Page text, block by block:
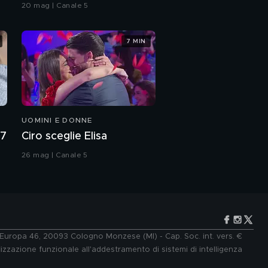
Santo Versace: "25
anni senza mio fratello
Gianni Versace"
Santo Versace: "Le
origini della mia
famiglia"
20 mag | Canale 5
UOMINI E DONNE
Ciro sceglie Elisa
26 mag | Canale 5
7 MIN
46, 20093 Cologno Monzese (MI) - Cap. Soc. int. vers. €
funzionale all'addestramento di sistemi di intelligenza